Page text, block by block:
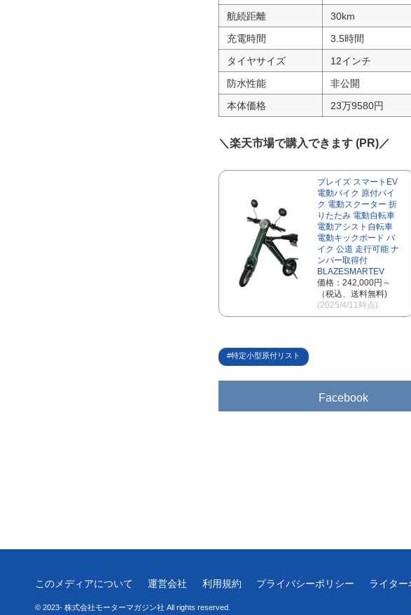
航続距離
30km
充電時間
3.5時間
タイヤサイズ
12インチ
防水性能
非公開
本体価格
23万9580円
＼楽天市場で購入できます (PR)／
ブレイズ スマートEV
電動バイク 原付バイ
ク 電動スクーター 折
りたたみ 電動自転車
電動アシスト自転車
電動キックボード バ
イク 公道 走行可能 ナ
ンバー取得付
BLAZESMARTEV
価格：242,000円～
（税込、送料無料)
(2025/4/11時点)
特定小型原付リスト
Facebook
このメディアについて 運営会社 利用規約 プライバシーポリシー ライター
© 2023- 株式会社モーターマガジン社 All rights reserved.